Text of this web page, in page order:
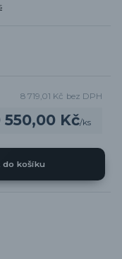
550,00 Kč/ks
8 719,01 Kč bez DPH
do košíku